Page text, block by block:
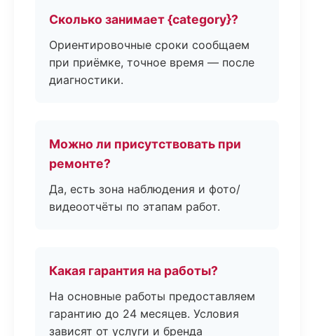
Сколько занимает {category}?
Ориентировочные сроки сообщаем
при приёмке, точное время — после
диагностики.
Можно ли присутствовать при
ремонте?
Да, есть зона наблюдения и фото/
видеоотчёты по этапам работ.
Какая гарантия на работы?
На основные работы предоставляем
гарантию до 24 месяцев. Условия
зависят от услуги и бренда